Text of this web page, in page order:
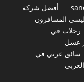
أفضل شركة
المسافرون
رحلات في
عسل
سائق عربي في